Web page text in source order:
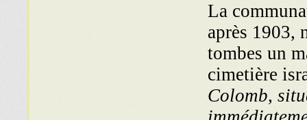
La
après 1903,
tombes un
cimetière
Colomb,